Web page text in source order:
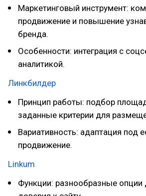
Маркетинговый инструмент:
продвижение и повышение
бренда.
Особенности: интеграция с
аналитикой.
Линкбилдер
Принцип работы: подбор
заданные критерии для
Вариативность: адаптация под
продвижение.
Linkum
Функции: разнообразные